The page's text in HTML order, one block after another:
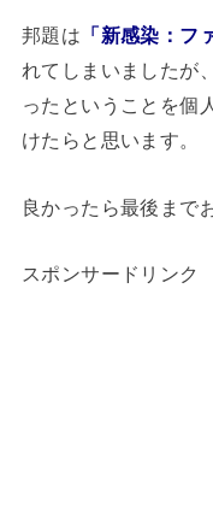
邦題は 「新感染：フ
れてしまいましたが
ったということを個
けたらと思います。
良かったら最後まで
スポンサードリンク